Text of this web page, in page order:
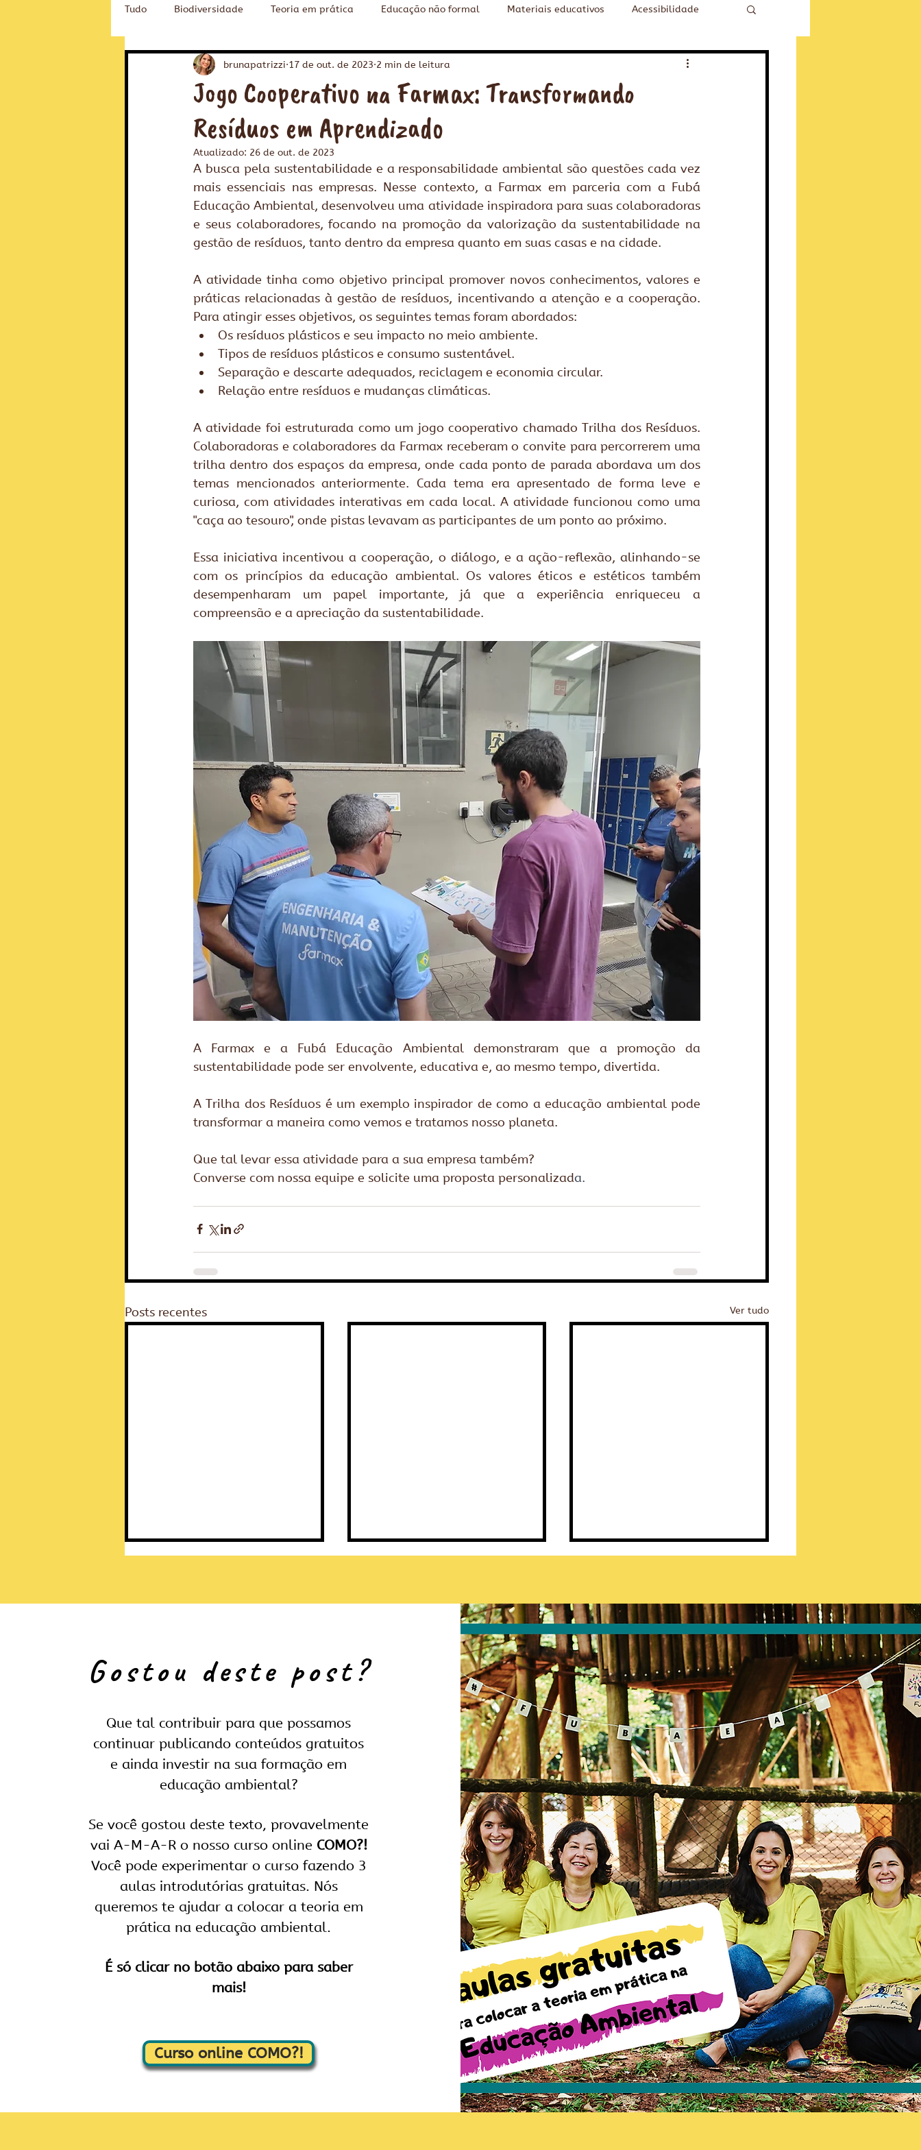
Tudo Biodiversidade Teoria em prática Educação não formal Materiais educativos Acessibilidade
Novidades na Fubá Educação ambiental Cidades Sustentáveis
Jogo Cooperativo na Farmax: Transformando
Resíduos em Aprendizado
brunapatrizzi 17 de out. de 2023 2 min de leitura
Atualizado: 26 de out. de 2023
A busca pela sustentabilidade e a responsabilidade ambiental são questões cada vez
mais essenciais nas empresas. Nesse contexto, a Farmax em parceria com a Fubá
Educação Ambiental, desenvolveu uma atividade inspiradora para suas colaboradoras
e seus colaboradores, focando na promoção da valorização da sustentabilidade na
gestão de resíduos, tanto dentro da empresa quanto em suas casas e na cidade.
A atividade tinha como objetivo principal promover novos conhecimentos, valores e
práticas relacionadas à gestão de resíduos, incentivando a atenção e a cooperação.
Para atingir esses objetivos, os seguintes temas foram abordados:
Os resíduos plásticos e seu impacto no meio ambiente.
Tipos de resíduos plásticos e consumo sustentável.
Separação e descarte adequados, reciclagem e economia circular.
Relação entre resíduos e mudanças climáticas.
A atividade foi estruturada como um jogo cooperativo chamado Trilha dos Resíduos.
Colaboradoras e colaboradores da Farmax receberam o convite para percorrerem uma
trilha dentro dos espaços da empresa, onde cada ponto de parada abordava um dos
temas mencionados anteriormente. Cada tema era apresentado de forma leve e
curiosa, com atividades interativas em cada local. A atividade funcionou como uma
"caça ao tesouro", onde pistas levavam as participantes de um ponto ao próximo.
Essa iniciativa incentivou a cooperação, o diálogo, e a ação-reflexão, alinhando-se
com os princípios da educação ambiental. Os valores éticos e estéticos também
desempenharam um papel importante, já que a experiência enriqueceu a
compreensão e a apreciação da sustentabilidade.
A Farmax e a Fubá Educação Ambiental demonstraram que a promoção da
sustentabilidade pode ser envolvente, educativa e, ao mesmo tempo, divertida.
A Trilha dos Resíduos é um exemplo inspirador de como a educação ambiental pode
transformar a maneira como vemos e tratamos nosso planeta.
Que tal levar essa atividade para a sua empresa também?
Converse com nossa equipe e solicite uma proposta personalizada.
Posts recentes Ver tudo
Como criar novas experiências e
atrativos turísticos sem aumentar
BoRa vence o Prêmio Visit Brasil
Guia de Compras do Bem 2025
Gostou deste post?
Que tal contribuir para que possamos
continuar publicando conteúdos gratuitos
e ainda investir na sua formação em
educação ambiental?
Se você gostou deste texto, provavelmente
vai A-M-A-R o nosso curso online COMO?!
Você pode experimentar o curso fazendo 3
aulas introdutórias gratuitas. Nós
queremos te ajudar a colocar a teoria em
prática na educação ambiental.
É só clicar no botão abaixo para saber
mais!
Curso online COMO?!